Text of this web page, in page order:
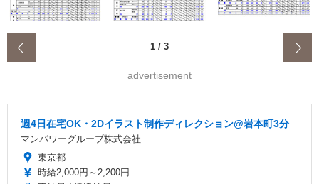
1 / 3
advertisement
週4日在宅OK・2Dイラスト制作ディレクション@岩本町3分
マンパワーグループ株式会社
東京都
時給2,000円～2,200円